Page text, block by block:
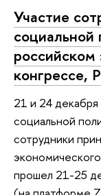
Участие
социальной
конгрессе,
21 и 24
социальной
сотрудники
прошел 21-25